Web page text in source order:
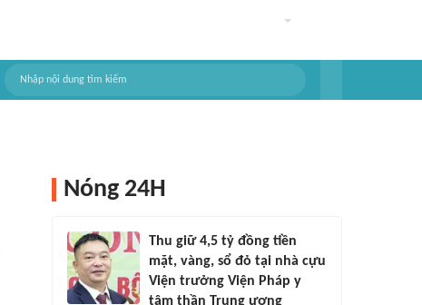
Nóng 24H
Thu giữ 4,5 tỷ đồng tiền
mặt, vàng, sổ đỏ tại nhà cựu
Viện trưởng Viện Pháp y
tâm thần Trung ương